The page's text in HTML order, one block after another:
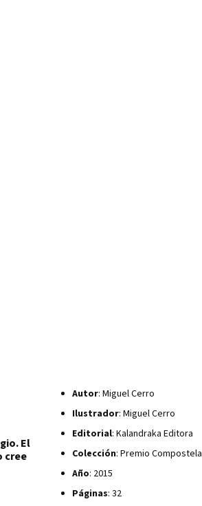
El
cree
Autor: Miguel Cerro
Ilustrador: Miguel Cerro
Editorial: Kalandraka Editora
Colección: Premio Compostela
Año: 2015
Páginas: 32